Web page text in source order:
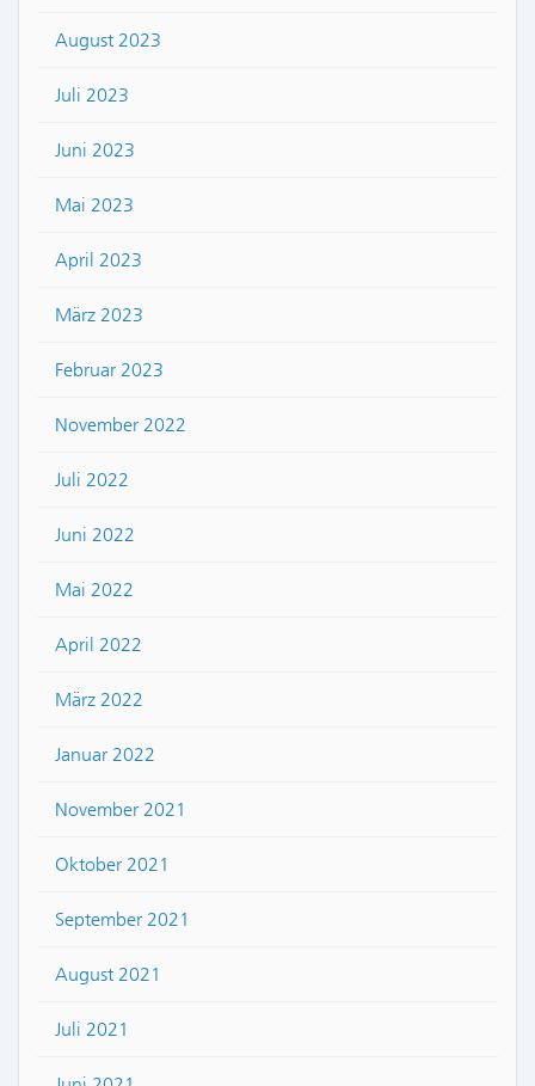
August 2023
Juli 2023
Juni 2023
Mai 2023
April 2023
März 2023
Februar 2023
November 2022
Juli 2022
Juni 2022
Mai 2022
April 2022
März 2022
Januar 2022
November 2021
Oktober 2021
September 2021
August 2021
Juli 2021